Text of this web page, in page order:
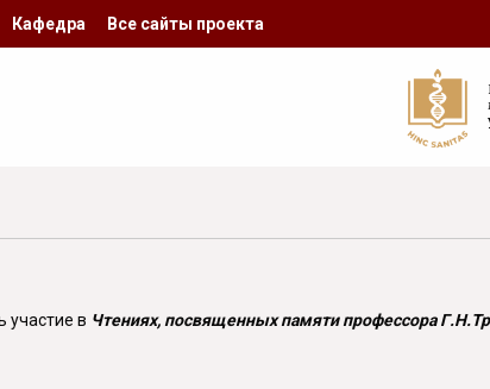
Кафедра Все сайты проекта
участие в Чтениях, посвященных памяти профессора